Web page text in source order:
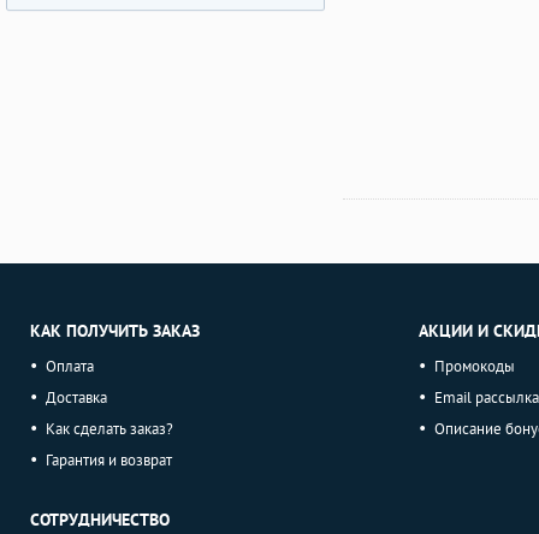
КАК ПОЛУЧИТЬ ЗАКАЗ
Оплата
Доставка
Как сделать заказ?
Гарантия и возврат
СОТРУДНИЧЕСТВО
АКЦИИ И
Промокоды
Email рассылка
Описание